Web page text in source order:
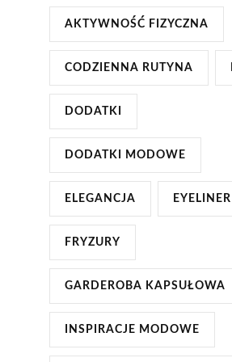
AKTYWNOŚĆ FIZYCZNA
CODZIENNA RUTYNA
DODATKI
DODATKI MODOWE
ELEGANCJA EYELINER
FRYZURY
GARDEROBA KAPSUŁOWA
INSPIRACJE MODOWE